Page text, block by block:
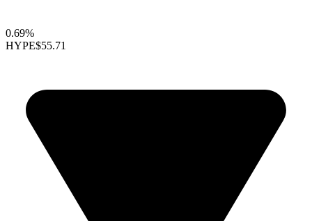
0.69%
HYPE$55.71